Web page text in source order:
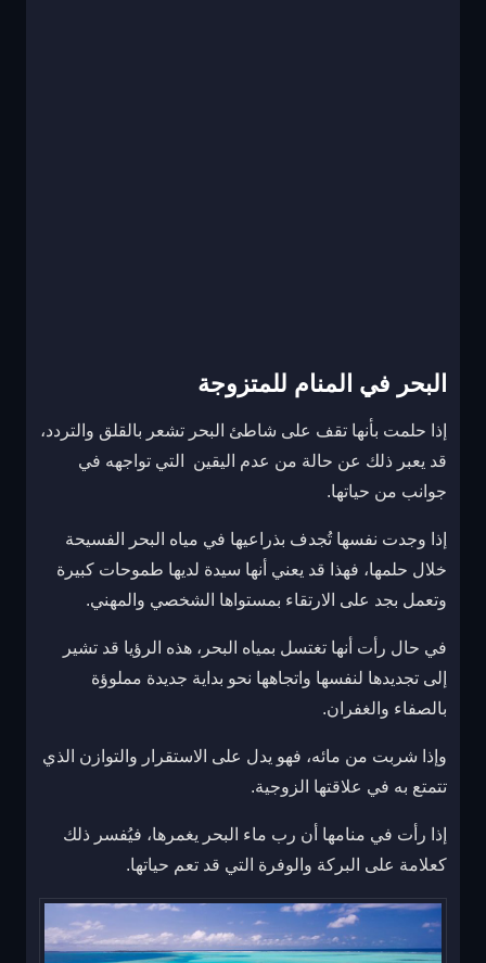
البحر في المنام للمتزوجة
إذا حلمت بأنها تقف على شاطئ البحر تشعر بالقلق والتردد،
قد يعبر ذلك عن حالة من عدم اليقين التي تواجهه في
جوانب من حياتها.
إذا وجدت نفسها تُجدف بذراعيها في مياه البحر الفسيحة
خلال حلمها، فهذا قد يعني أنها سيدة لديها طموحات كبيرة
وتعمل بجد على الارتقاء بمستواها الشخصي والمهني.
في حال رأت أنها تغتسل بمياه البحر، هذه الرؤيا قد تشير
إلى تجديدها لنفسها واتجاهها نحو بداية جديدة مملوؤة
بالصفاء والغفران.
وإذا شربت من مائه، فهو يدل على الاستقرار والتوازن الذي
تتمتع به في علاقتها الزوجية.
إذا رأت في منامها أن رب ماء البحر يغمرها، فيُفسر ذلك
كعلامة على البركة والوفرة التي قد تعم حياتها.